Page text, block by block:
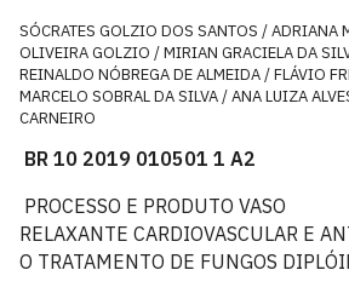
SÓCRATES GOLZIO DOS SANTOS / ADRIANA
OLIVEIRA GOLZIO / MIRIAN GRACIELA DA
REINALDO NÓBREGA DE ALMEIDA / FLÁVIO
MARCELO SOBRAL DA SILVA / ANA LUIZA
CARNEIRO
BR 10 2019 010501 1 A2
PROCESSO E PRODUTO VASO
RELAXANTE CARDIOVASCULAR E
O TRATAMENTO DE FUNGOS